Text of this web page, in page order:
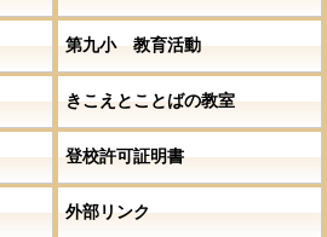
第九小 教育活動
きこえとことばの教室
登校許可証明書
外部リンク